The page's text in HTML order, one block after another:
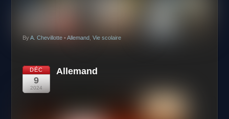
ByA. Chevillotte• Allemand Vie scolaire
DÉC
9
2024
Allemand